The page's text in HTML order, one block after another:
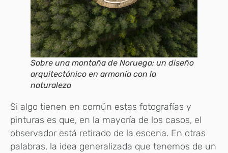
Sobre una montaña de Noruega: un diseño
arquitectónico en armonía con la
naturaleza
Si algo tienen en común estas fotografías y
pinturas es que, en la mayoría de los casos, el
observador está retirado de la escena. En otras
palabras, la idea generalizada que tenemos de un